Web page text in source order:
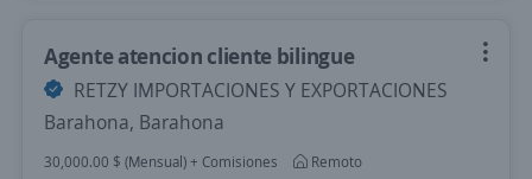
Agente atencion cliente bilingue
RETZY IMPORTACIONES Y EXPORTACIONES
Barahona, Barahona
30,000.00 $ (Mensual) + Comisiones
Remoto